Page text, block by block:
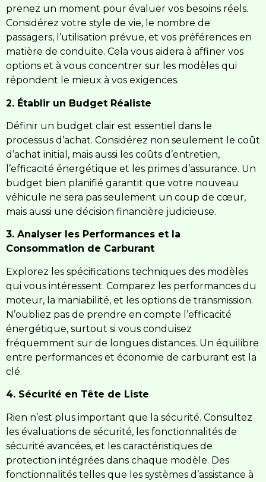
prenez un moment pour évaluer vos besoins réels.
Considérez votre style de vie, le nombre de
passagers, l’utilisation prévue, et vos préférences en
matière de conduite. Cela vous aidera à affiner vos
options et à vous concentrer sur les modèles qui
répondent le mieux à vos exigences.
2. Établir un Budget Réaliste
Définir un budget clair est essentiel dans le
processus d’achat. Considérez non seulement le coût
d’achat initial, mais aussi les coûts d’entretien,
l’efficacité énergétique et les primes d’assurance. Un
budget bien planifié garantit que votre nouveau
véhicule ne sera pas seulement un coup de cœur,
mais aussi une décision financière judicieuse.
3. Analyser les Performances et la
Consommation de Carburant
Explorez les spécifications techniques des modèles
qui vous intéressent. Comparez les performances du
moteur, la maniabilité, et les options de transmission.
N’oubliez pas de prendre en compte l’efficacité
énergétique, surtout si vous conduisez
fréquemment sur de longues distances. Un équilibre
entre performances et économie de carburant est la
clé.
4. Sécurité en Tête de Liste
Rien n’est plus important que la sécurité. Consultez
les évaluations de sécurité, les fonctionnalités de
sécurité avancées, et les caractéristiques de
protection intégrées dans chaque modèle. Des
fonctionnalités telles que les systèmes d’assistance à